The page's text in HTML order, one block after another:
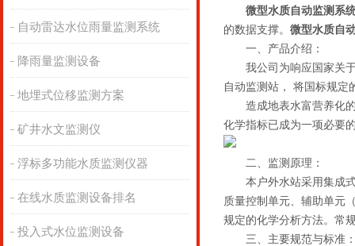
自动雷达水位雨量监测系统
降雨量监测设备
地埋式位移监测方案
矿井水文监测仪
浮标多功能水质监测仪器
在线水质监测设备排名
投入式水位监测设备
微型水质自动监测系
的数据支撑。 微型水质自
一、产品介绍：
我公司为响应国家关于
自动监测站， 将国标规定
造成地表水富营养化的
化学指标已成为一项必要
二、监测原理：
本户外水站采用集成式
质量控制单元、辅助单元
规定的化学分析方法。常
三、主要规范与标准